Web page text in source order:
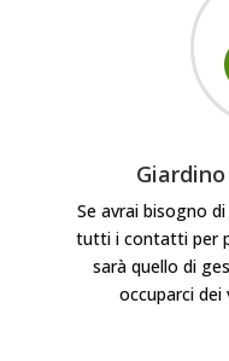
Se avrai bisogno
tutti i contatti per
sarà quello di
occuparci dei